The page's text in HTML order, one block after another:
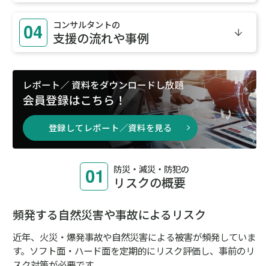
このページでは・・・
防災・減災・防犯における リスクの概要
コラム／トピックスやレポート／資料でリスク情報
わかる
対策に最適な実践ソリューションがわかる